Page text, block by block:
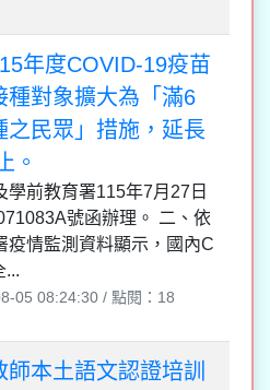
年度COVID-19疫苗
種對象擴大為「滿6
之民眾」措施，延長
。
學前教育署115年7月27日
號函辦理。 二、依
疫情監測資料顯示，國內C
...
05 08:24:30 / 點閱：18
師本土語文認證培訓